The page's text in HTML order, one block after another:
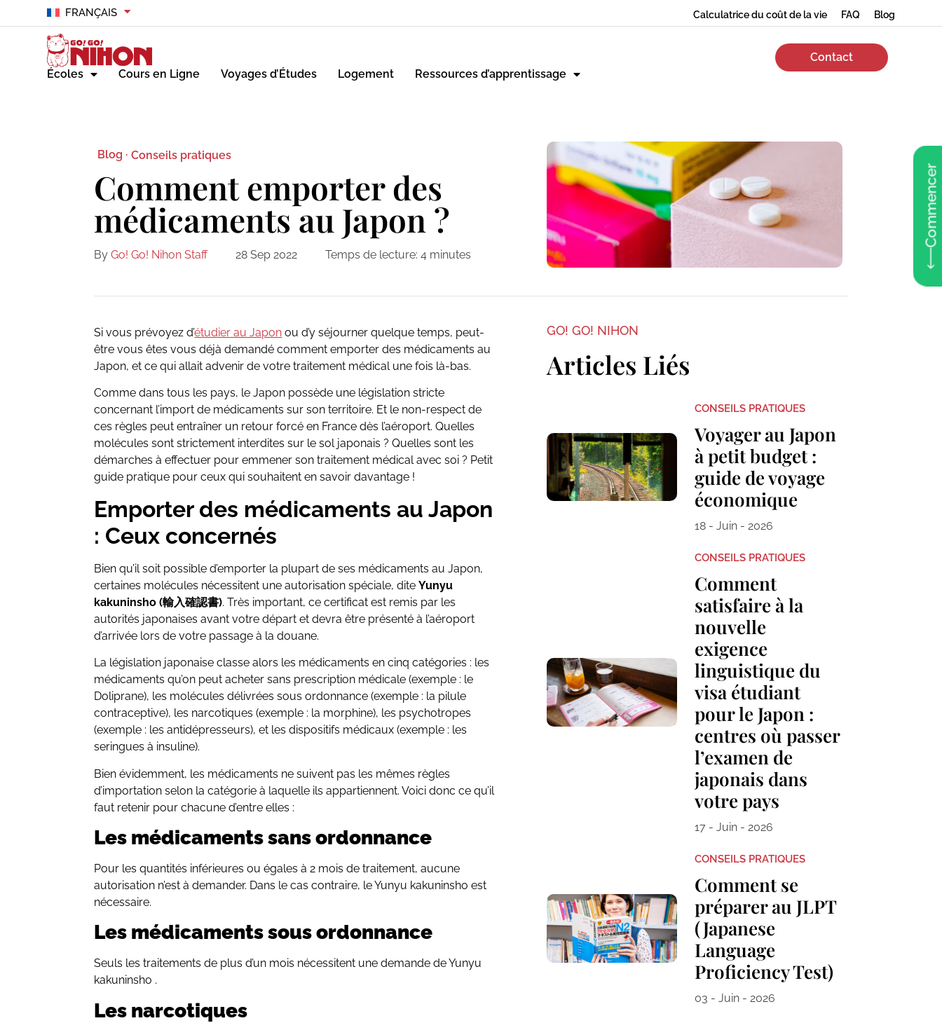
FRANÇAIS Calculatrice du coût de la vie FAQ Blog
Écoles Cours en Ligne Voyages d’Études Logement Ressources d’apprentissage
Contact
Commencer
Blog · Conseils pratiques
Comment emporter des
médicaments au Japon ?
By Go! Go! Nihon Staff 28 Sep 2022 Temps de lecture: 4 minutes
Si vous prévoyez d’étudier au Japon ou d’y séjourner quelque temps, peut-
être vous êtes vous déjà demandé comment emporter des médicaments au
Japon, et ce qui allait advenir de votre traitement médical une fois là-bas.
Comme dans tous les pays, le Japon possède une législation stricte
concernant l’import de médicaments sur son territoire. Et le non-respect de
ces règles peut entraîner un retour forcé en France dès l’aéroport. Quelles
molécules sont strictement interdites sur le sol japonais ? Quelles sont les
démarches à effectuer pour emmener son traitement médical avec soi ? Petit
guide pratique pour ceux qui souhaitent en savoir davantage !
Emporter des médicaments au Japon
: Ceux concernés
Bien qu’il soit possible d’emporter la plupart de ses médicaments au Japon,
certaines molécules nécessitent une autorisation spéciale, diteYunyu
kakuninsho (輸入確認書). Très important, ce certificat est remis par les
autorités japonaises avant votre départ et devra être présenté à l’aéroport
d’arrivée lors de votre passage à la douane.
La législation japonaise classe alors les médicaments en cinq catégories : les
médicaments qu’on peut acheter sans prescription médicale (exemple : le
Doliprane), les molécules délivrées sous ordonnance (exemple : la pilule
contraceptive), les narcotiques (exemple : la morphine), les psychotropes
(exemple : les antidépresseurs), et les dispositifs médicaux (exemple : les
seringues à insuline).
Bien évidemment, les médicaments ne suivent pas les mêmes règles
d’importation selon la catégorie à laquelle ils appartiennent. Voici donc ce qu’il
faut retenir pour chacune d’entre elles :
Les médicaments sans ordonnance
Pour les quantités inférieures ou égales à 2 mois de traitement, aucune
autorisation n’est à demander. Dans le cas contraire, le Yunyu kakuninsho est
nécessaire.
Les médicaments sous ordonnance
Seuls les traitements de plus d’un mois nécessitent une demande de Yunyu
kakuninsho .
Les narcotiques
GO! GO! NIHON
Articles Liés
CONSEILS PRATIQUES
Voyager au Japon
à petit budget :
guide de voyage
économique
18 - Juin - 2026
CONSEILS PRATIQUES
Comment
satisfaire à la
nouvelle
exigence
linguistique du
visa étudiant
pour le Japon :
centres où passer
l’examen de
japonais dans
votre pays
17 - Juin - 2026
CONSEILS PRATIQUES
Comment se
préparer au JLPT
(Japanese
Language
Proficiency Test)
03 - Juin - 2026